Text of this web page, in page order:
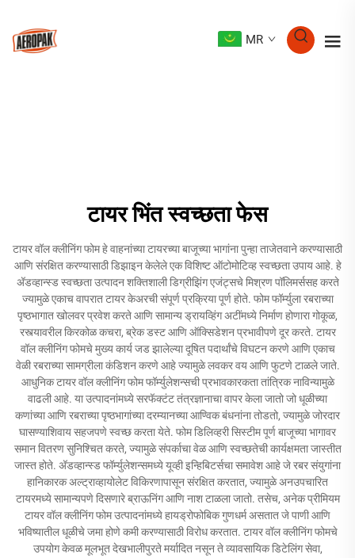
MR
टायर भिंत स्वच्छता फेस
टायर वॉल क्लीनिंग फोम हे वाहनांच्या टायरच्या बाजूच्या भागांना पुन्हा ताजेतवाने करण्यासाठी
आणि संरक्षित करण्यासाठी डिझाइन केलेले एक विशिष्ट ऑटोमोटिव्ह स्वच्छता उपाय आहे. हे
अ‍ॅडव्हान्स्ड स्वच्छता उत्पादन शक्तिशाली डिग्रीझिंग एजंट्सचे मिश्रण पॉलिमर्ससह करते
ज्यामुळे एकाच वापरात टायर केअरची संपूर्ण प्रक्रिया पूर्ण होते. फोम फॉर्म्युला रबराच्या
पृष्ठभागात खोलवर प्रवेश करते आणि सामान्य ड्रायव्हिंग अटींमध्ये निर्माण होणारा गोकूळ,
रस्त्यावरील किरकोळ कचरा, ब्रेक डस्ट आणि ऑक्सिडेशन प्रभावीपणे दूर करते. टायर
वॉल क्लीनिंग फोमचे मुख्य कार्य जड झालेल्या दूषित पदार्थांचे विघटन करणे आणि एकाच
वेळी रबराच्या सामग्रीला कंडिशन करणे आहे ज्यामुळे लवकर वय आणि फुटणे टाळले जाते.
आधुनिक टायर वॉल क्लीनिंग फोम फॉर्म्युलेशन्सची प्रभावकारकता तांत्रिक नाविन्यामुळे
वाढली आहे. या उत्पादनांमध्ये सरफॅक्टंट तंत्रज्ञानाचा वापर केला जातो जो धूळीच्या
कणांच्या आणि रबराच्या पृष्ठभागांच्या दरम्यानच्या आण्विक बंधनांना तोडतो, ज्यामुळे जोरदार
घासण्याशिवाय सहजपणे स्वच्छ करता येते. फोम डिलिव्हरी सिस्टीम पूर्ण बाजूच्या भागावर
समान वितरण सुनिश्चित करते, ज्यामुळे संपर्काचा वेळ आणि स्वच्छतेची कार्यक्षमता जास्तीत
जास्त होते. अ‍ॅडव्हान्स्ड फॉर्म्युलेशन्समध्ये यूव्ही इन्हिबिटर्सचा समावेश आहे जे रबर संयुगांना
हानिकारक अल्ट्राव्हायोलेट विकिरणापासून संरक्षित करतात, ज्यामुळे अनउपचारित
टायरमध्ये सामान्यपणे दिसणारे ब्राऊनिंग आणि नाश टाळला जातो. तसेच, अनेक प्रीमियम
टायर वॉल क्लीनिंग फोम उत्पादनांमध्ये हायड्रोफोबिक गुणधर्म असतात जे पाणी आणि
भविष्यातील धूळीचे जमा होणे कमी करण्यासाठी विरोध करतात. टायर वॉल क्लीनिंग फोमचे
उपयोग केवळ मूलभूत देखभालीपुरते मर्यादित नसून ते व्यावसायिक डिटेलिंग सेवा,